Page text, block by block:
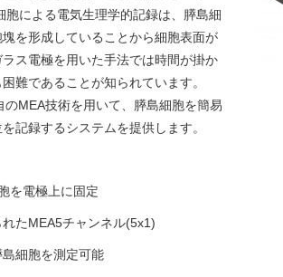
胞による電気生理学的記録は、膵島細
を形成していることから細胞表面が
ス電極を用いた手法では時間が掛か
難であることが知られています。
のMEA技術を用いて、膵島細胞を簡易
記録するシステムを提供します。
を電極上に固定
たMEA5チャンネル(5x1)
細胞を測定可能